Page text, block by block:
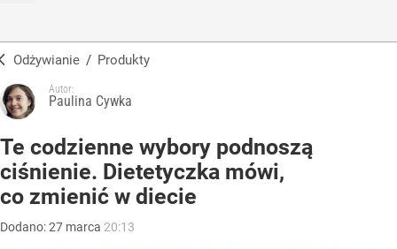
Odżywianie / Produkty
Autor:
Paulina Cywka
Te codzienne wybory podnoszą
ciśnienie. Dietetyczka mówi,
co zmienić w diecie
Dodano:27 marca 20:13